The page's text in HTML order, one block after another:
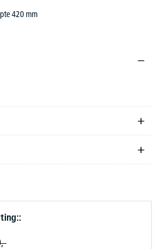
420 mm